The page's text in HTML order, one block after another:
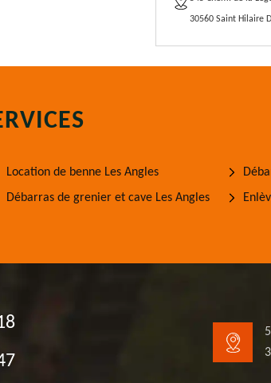
30560 Saint Hilaire
Location de benne Les Angles
Débarras de grenier et cave Les Angles